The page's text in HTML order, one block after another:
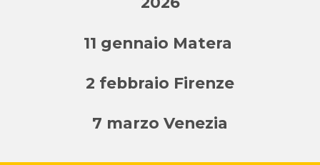
11 gennaio Matera
2 febbraio Firenze
7 marzo Venezia